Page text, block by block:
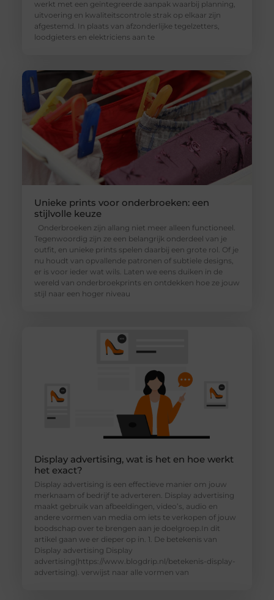
werkt met een geïntegreerde aanpak waarbij planning,
uitvoering en kwaliteitscontrole strak op elkaar zijn
afgestemd. In plaats van afzonderlijke tegelzetters,
loodgieters en elektriciens aan te
Unieke prints voor onderbroeken: een
stijlvolle keuze
Onderbroeken zijn allang niet meer alleen functioneel.
Tegenwoordig zijn ze een belangrijk onderdeel van je
outfit, en unieke prints spelen daarbij een grote rol. Of je
nu houdt van opvallende patronen of subtiele designs,
er is voor ieder wat wils. Laten we eens duiken in de
wereld van onderbroekprints en ontdekken hoe ze jouw
stijl naar een hoger niveau
Display advertising, wat is het en hoe werkt
het exact?
Display advertising is een effectieve manier om jouw
merknaam of bedrijf te adverteren. Display advertising
maakt gebruik van afbeeldingen, video’s, audio en
andere vormen van media om iets te verkopen of jouw
boodschap over te brengen aan je doelgroep.In dit
artikel gaan we er dieper op in. 1. De betekenis van
Display advertising Display
advertising(https://www.blogdrip.nl/betekenis-display-
advertising). verwijst naar alle vormen van